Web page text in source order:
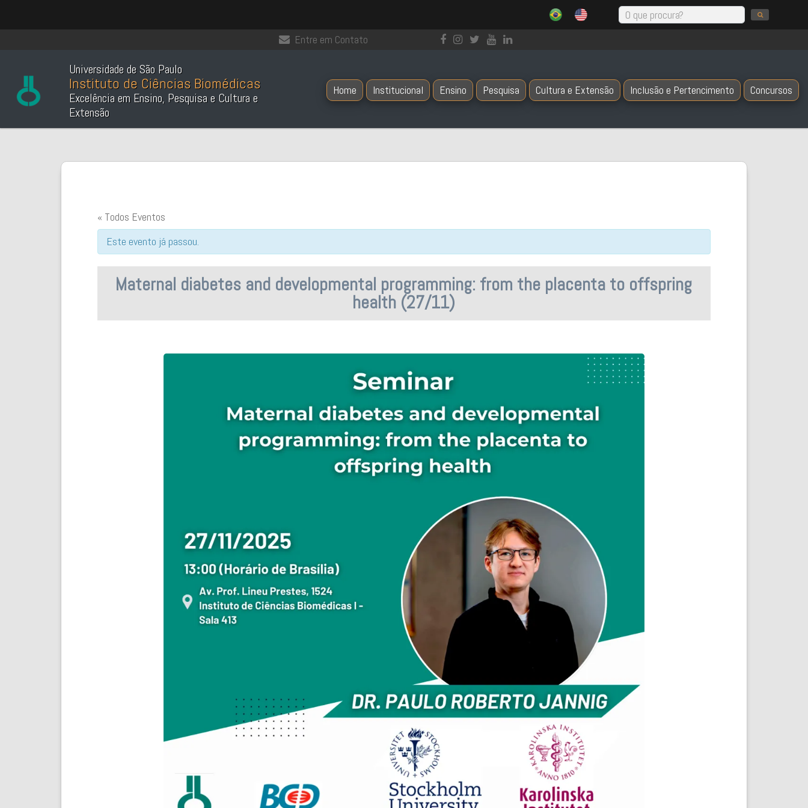
Entre em Contato
Universidade de São Paulo
Instituto de Ciências Biomédicas
Excelência em Ensino, Pesquisa e Cultura e
Extensão
Home Institucional Ensino Pesquisa Cultura e Extensão Inclusão e Pertencimento Concursos
« Todos Eventos
Este evento já passou.
Maternal diabetes and developmental programming: from the placenta to offspring
health (27/11)